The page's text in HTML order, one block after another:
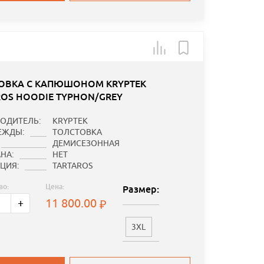
С КАПЮШОНОМ KRYPTEK
HOODIE TYPHON/GREY
KRYPTEK
ТОЛСТОВКА
ДЕМИСЕЗОННАЯ
НЕТ
TARTAROS
+
Цена:
11 800.00
Размер:
3XL